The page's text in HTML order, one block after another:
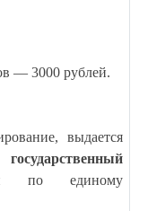
— 3000 рублей.
выдается
государственный
по единому